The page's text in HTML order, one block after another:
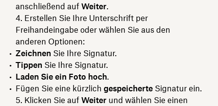
anschließend auf Weiter.
Erstellen Sie Ihre Unterschrift per
Freihandeingabe oder wählen Sie aus den
anderen Optionen:
Zeichnen Sie Ihre Signatur.
Tippen Sie Ihre Signatur.
Laden Sie ein Foto hoch.
Fügen Sie eine kürzlich gespeicherte Signatur ein.
Klicken Sie auf Weiter und wählen Sie einen